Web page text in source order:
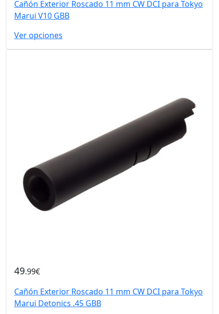
Cañón Exterior Roscado 11 mm CW DCI para Tokyo
Marui V10 GBB
Ver opciones
49.99€
Cañón Exterior Roscado 11 mm CW DCI para Tokyo
Marui Detonics .45 GBB